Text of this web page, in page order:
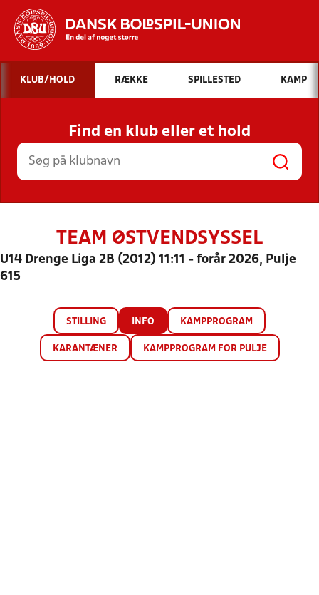
Hvad vil du søge efter?
INDHOLD OG NYHEDER
STILLINGER, RESULTATER, KLUBBER OG
HOLD
KLUB/HOLD RÆKKE SPILLESTED KAMP
Find en klub eller et hold
TEAM ØSTVENDSYSSEL
U14 Drenge Liga 2B (2012) 11:11 - forår 2026, Pulje
615
STILLING INFO KAMPPROGRAM
KARANTÆNER KAMPPROGRAM FOR PULJE